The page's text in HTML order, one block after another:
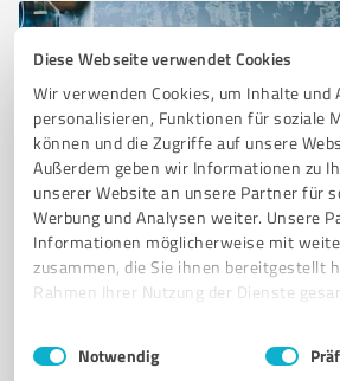
Diese Webseite verwendet Cookies
Wir verwenden Cookies, um Inhalte und
personalisieren, Funktionen für soziale
können und die Zugriffe auf unsere
Außerdem geben wir Informationen zu
unserer Website an unsere Partner für
Werbung und Analysen weiter. Unsere
Informationen möglicherweise mit
zusammen, die Sie ihnen bereitgestellt
Rahmen Ihrer Nutzung der Dienste
Impressum Datenschutzbestimmungen
Einwilligungsauswahl
Notwendig
Sie möchten auch hier
Registrieren Sie sich jetzt und
Kunden empfohlener ProvenExpert!